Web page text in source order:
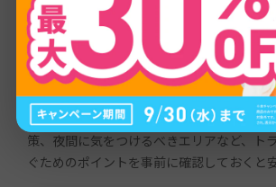
スペイン旅行で気をつけ
スペイン旅行で知っておきたい治安情報や
記事です。バルセロナやマドリードでのス
策、夜間に気をつけるべきエリアなど、ト
ぐためのポイントを事前に確認しておくと